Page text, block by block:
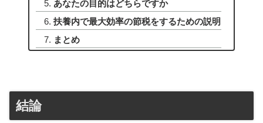
あなたの目的はどちらですか
扶養内で最大効率の節税をするための説明
まとめ
結論